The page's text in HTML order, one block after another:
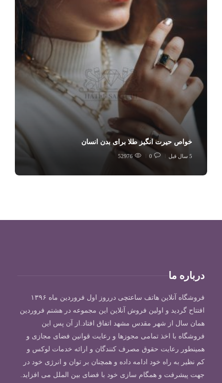
خواص حیرت انگیز طلا برای بدن انسان
5 سال قبل 0
52976
درباره ما
فروشگاه آنلاین هاتف ساعتچی درروز اول فروردین ماه ۱۳۹۶
افتتاح گردید و اولین فروش آنلاین این مجموعه در هشتم فروردین
همان سال از شهر مقدس مشهد اتفاق افتاد.از آن پس این
فروشگاه با اخذ تمامی مجوزها و رعایت قوانین فضای مجازی و
همینطور رعایت حقوق مصرف کنندگان و ارائه خدمات لوکس و
کم نظیر به راه خود ادامه داده و همچنان بر توان و انرژی خود در
جهت پیشرفت و همگام سازی خود با فضای بین الملل می افزاید.